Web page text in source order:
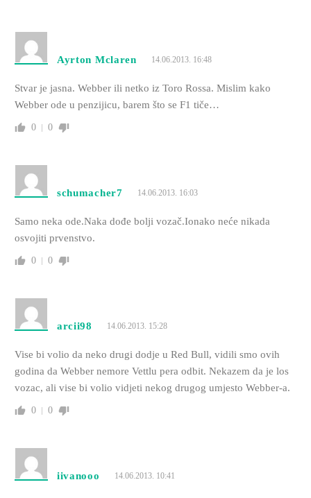
Ayrton Mclaren 14.06.2013. 16:48
Stvar je jasna. Webber ili netko iz Toro Rossa. Mislim kako
Webber ode u penzijicu, barem što se F1 tiče…
0 0
schumacher7 14.06.2013. 16:03
Samo neka ode.Naka dođe bolji vozač.Ionako neće nikada
osvojiti prvenstvo.
0 0
arcii98 14.06.2013. 15:28
Vise bi volio da neko drugi dodje u Red Bull, vidili smo ovih
godina da Webber nemore Vettlu pera odbit. Nekazem da je los
vozac, ali vise bi volio vidjeti nekog drugog umjesto Webber-a.
0 0
iivanooo 14.06.2013. 10:41